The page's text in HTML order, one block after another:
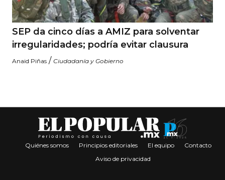
SEP da cinco días a AMIZ para solventar
irregularidades; podría evitar clausura
Anaid Piñas / Ciudadanía y Gobierno
Quiénes somos Principios editoriales El equipo
Contacto
Aviso de privacidad